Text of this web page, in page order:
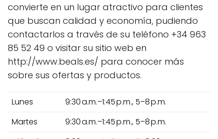
convierte en un lugar atractivo para clientes
que buscan calidad y economía, pudiendo
contactarlos a través de su teléfono +34 963
85 52 49 o visitar su sitio web en
http://www.beals.es/ para conocer más
sobre sus ofertas y productos.
Lunes
9:30 a.m.–1:45 p.m., 5–8 p.m.
Martes
9:30 a.m.–1:45 p.m., 5–8 p.m.